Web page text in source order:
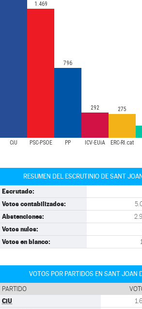
CiU PSC-PSOE PP ICV-EUiA ERC-RI.cat
1.469
796
292
275
RESUMEN DEL ESCRUTINIO DE SANT
Escrutado:
Votos contabilizados:
Abstenciones:
Votos nulos:
Votos en blanco:
VOTOS POR PARTIDOS EN SANT JOAN
PARTIDO
CiU